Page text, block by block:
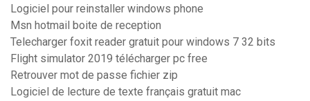
Logiciel pour reinstaller windows phone
Msn hotmail boite de reception
Telecharger foxit reader gratuit pour windows 7 32 bits
Flight simulator 2019 télécharger pc free
Retrouver mot de passe fichier zip
Logiciel de lecture de texte français gratuit mac